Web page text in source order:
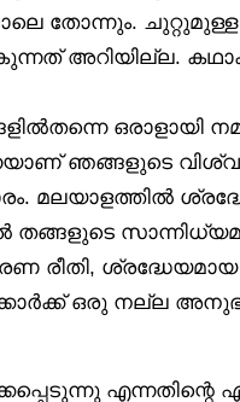
തോന്നും.
അറിയില്ല.
ഒരാളായി
ഞങ്ങളുടെ
മലയാളത്തിൽ
രീതി, ശ്രദ്ധേയമായ
ഒരു നല്ല
എന്നതിന്റെ